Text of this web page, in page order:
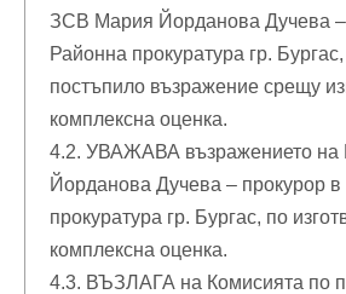
ЗСВ Мария Йорданова Дучева –
Районна прокуратура гр.
постъпило възражение срещу
комплексна оценка.
4.2. УВАЖАВА възражението на
Йорданова Дучева – прокурор
прокуратура гр. Бургас, по
комплексна оценка.
4.3. ВЪЗЛАГА на Комисията по